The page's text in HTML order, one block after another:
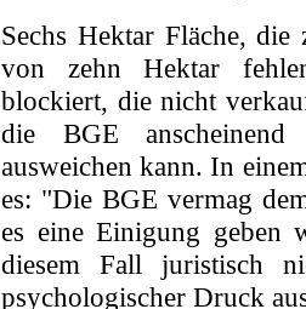
Sechs Hektar Fläche, die
von zehn Hektar
blockiert, die nicht
die BGE
ausweichen kann. In
es: "Die BGE vermag
es eine Einigung geben
diesem Fall juristisch
psychologischer Druck